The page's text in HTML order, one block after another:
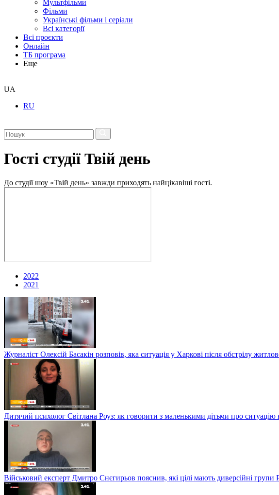
Мультфільми
Фільми
Українські фільми і серіали
Всі категорії
Всі проєкти
Онлайн
ТБ програма
Еще
UA
RU
Гості студії Твій день
До студії шоу «Твій день» завжди приходять найцікавіші гості.
2022
2021
Журналіст Олексій Басакін розповів, яка ситуація у Харкові після обстрілу
Дитячий психолог Світлана Роуз: як говорити з маленькими дітьми про ситуацію
Військовий експерт Дмитро Снєгирьов пояснив, які цілі мають диверсійні групи